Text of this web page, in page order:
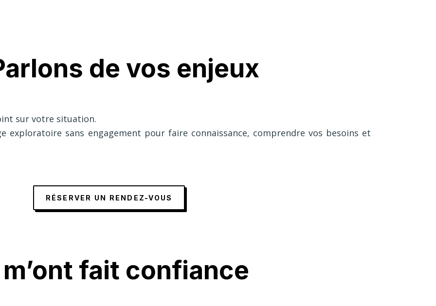
de vos enjeux
sur votre situation.
exploratoire sans engagement pour faire connaissance, comprendre vos besoins et
RÉSERVER UN RENDEZ-VOUS
fait confiance